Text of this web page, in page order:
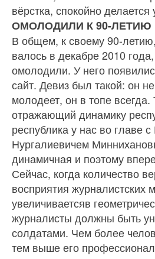
вёрстка, спокойно делается
ОМОЛОДИЛИ К 90-ЛЕТИЮ
В общем, к своему 90-
валось в декабре 2010
омолоди­ли. У него
сайт. Девиз был такой: он
молодеет, он в топе всегда.
отражающий динамику
республика у нас во главе
Нургалиевичем
динамичная и поэтому
Сейчас, когда количество
восприятия журналистских
увеличиваетсяв
журналисты должны быть
солдатами. Чем более
тем выше его